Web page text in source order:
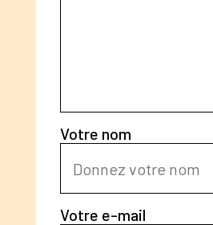
Votre nom
Votre e-mail